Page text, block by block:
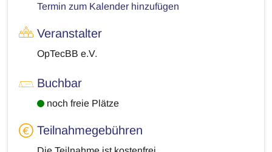
Termin zum Kalender hinzufügen
Veranstalter
OpTecBB e.V.
Buchbar
noch freie Plätze
Teilnahmegebühren